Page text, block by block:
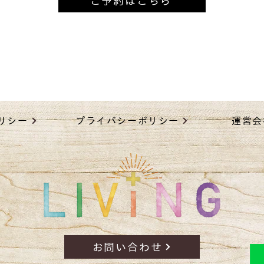
シー プライバシーポリシー 運営
お問い合わせ